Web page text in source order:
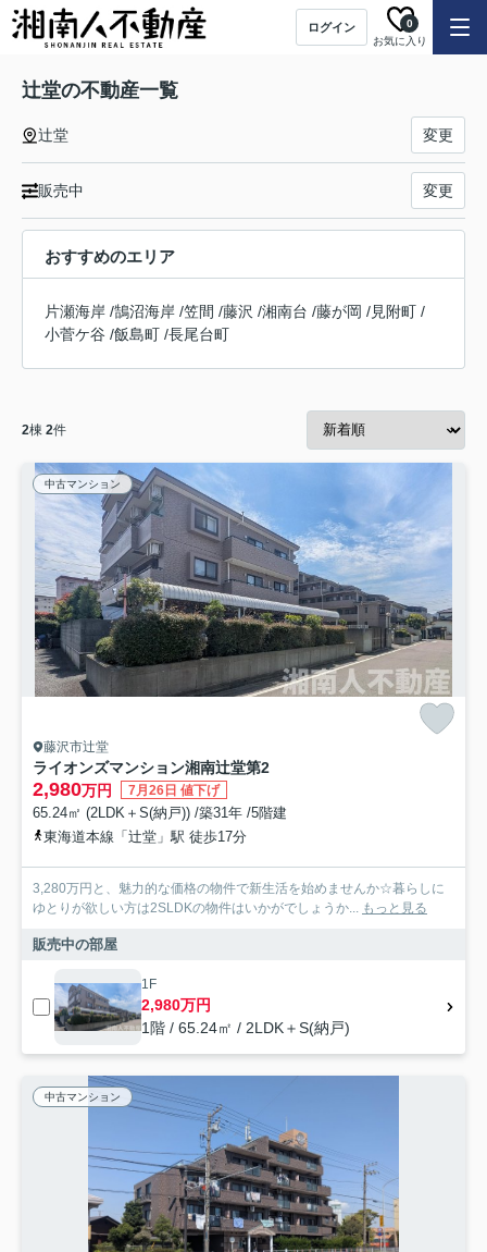
ログイン
お気に入り
0
辻堂の不動産一覧
辻堂 変更
販売中 変更
おすすめのエリア
片瀬海岸 /鵠沼海岸 /笠間 /藤沢 /湘南台 /藤が岡 /見附町 /
小菅ケ谷 /飯島町 /長尾台町
2棟 2件
中古マンション
藤沢市辻堂
ライオンズマンション湘南辻堂第2
2,980万円 7月26日 値下げ
65.24㎡ (2LDK＋S(納戸)) /築31年 /5階建
東海道本線「辻堂」駅 徒歩17分
3,280万円と、魅力的な価格の物件で新生活を始めませんか☆暮らしに
ゆとりが欲しい方は2SLDKの物件はいかがでしょうか... もっと見る
販売中の部屋
1F
2,980万円
1階 / 65.24㎡ / 2LDK＋S(納戸)
中古マンション